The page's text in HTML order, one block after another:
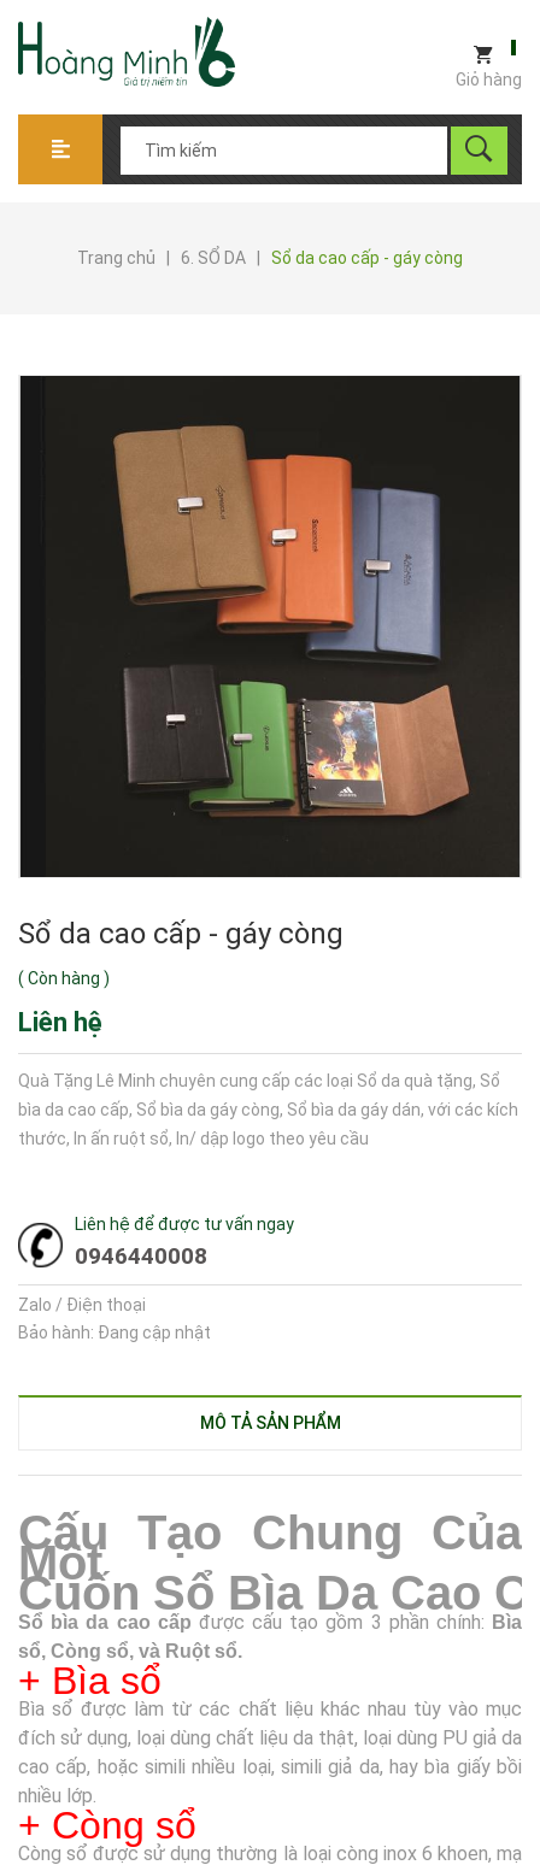
Giỏ hàng
Trang chủ 6. SỔ DA Sổ da cao cấp - gáy còng
Sổ da cao cấp - gáy còng
( Còn hàng )
Liên hệ
Quà Tặng Lê Minh chuyên cung cấp các loại Sổ da quà tặng, Sổ
bìa da cao cấp, Sổ bìa da gáy còng, Sổ bìa da gáy dán, với các kích
thước, In ấn ruột sổ, In/ dập logo theo yêu cầu
Liên hệ để được tư vấn ngay
0946440008
Zalo / Điện thoại
Bảo hành: Đang cập nhật
MÔ TẢ SẢN PHẨM
CấuTạo Chung Của
Một
Cuốn Sổ Bìa Da Cao C
Sổ bìa da cao cấp được cấu tạo gồm 3 phần chính: Bìa
sổ, Còng sổ, và Ruột sổ.
+ Bìa sổ
Bìa sổ được làm từ các chất liệu khác nhau tùy vào mục
đích sử dụng, loại dùng chất liệu da thật, loại dùng PU giả da
cao cấp, hoặc simili nhiều loại, simili giả da, hay bìa giấy bồi
nhiều lớp.
+ Còng sổ
Còng sổ được sử dụng thường là loại còng inox 6 khoen, mạ